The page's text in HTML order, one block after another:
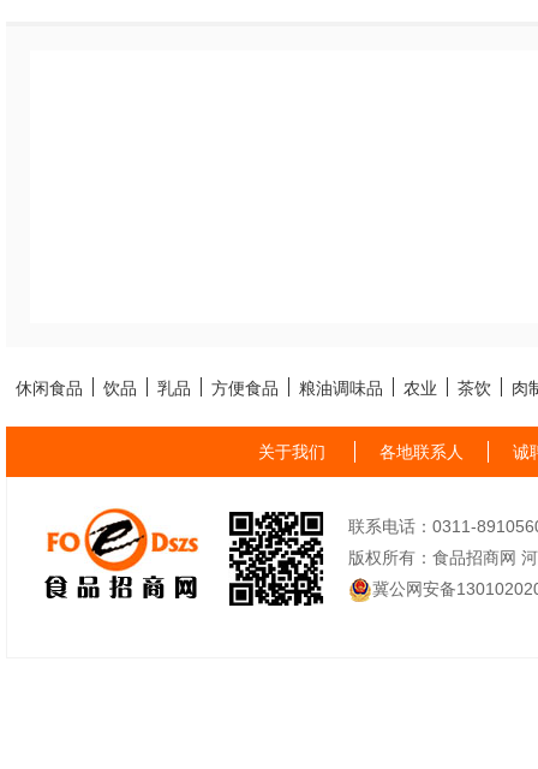
休闲食品 饮品 乳品 方便食品 粮油调味品 农业 茶饮 肉
关于我们 各地联系人 诚
联系电话：0311-
版权所有：食品招商网
冀公网安备